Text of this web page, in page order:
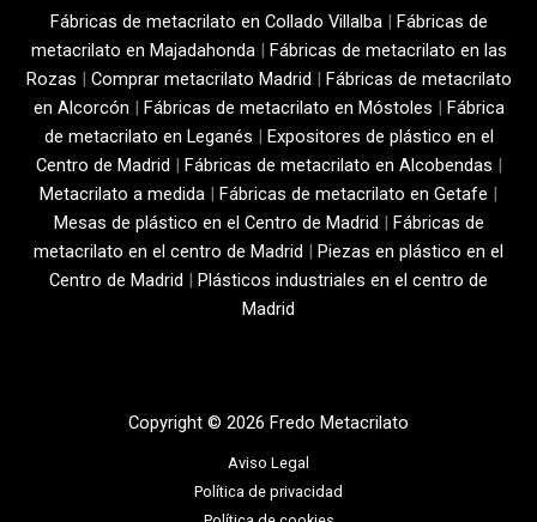
Fábricas de metacrilato en Collado Villalba| Fábricas de
metacrilato en Majadahonda| Fábricas de metacrilato en las
Rozas | Comprar metacrilato Madrid | Fábricas de metacrilato
en Alcorcón | Fábricas de metacrilato en Móstoles | Fábrica
de metacrilato en Leganés | Expositores de plástico en el
Centro de Madrid | Fábricas de metacrilato en Alcobendas |
Metacrilato a medida | Fábricas de metacrilato en Getafe |
Mesas de plástico en el Centro de Madrid | Fábricas de
metacrilato en el centro de Madrid | Piezas en plástico en el
Centro de Madrid | Plásticos industriales en el centro de
Madrid
Copyright © 2026 Fredo Metacrilato
Aviso Legal
Política de privacidad